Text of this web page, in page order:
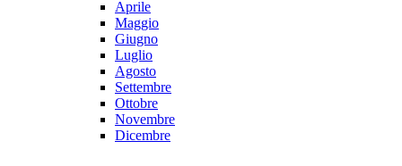
Aprile
Maggio
Giugno
Luglio
Agosto
Settembre
Ottobre
Novembre
Dicembre